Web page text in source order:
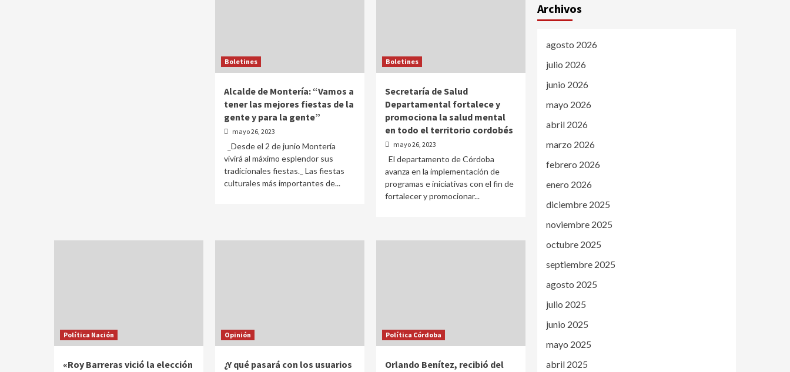
Boletines
Alcalde de Montería: “Vamos a
tener las mejores fiestas de la
gente y para la gente”
mayo 26, 2023
_Desde el 2 de junio Montería
vivirá al máximo esplendor sus
tradicionales fiestas._ Las fiestas
culturales más importantes de...
Boletines
Secretaría de Salud
Departamental fortalece y
promociona la salud mental
en todo el territorio cordobés
mayo 26, 2023
El departamento de Córdoba
avanza en la implementación de
programas e iniciativas con el fin de
fortalecer y promocionar...
Política Nación
«Roy Barreras vició la elección
Opinión
¿Y qué pasará con los usuarios
Política Córdoba
Orlando Benítez, recibió del
Archivos
agosto 2026
julio 2026
junio 2026
mayo 2026
abril 2026
marzo 2026
febrero 2026
enero 2026
diciembre 2025
noviembre 2025
octubre 2025
septiembre 2025
agosto 2025
julio 2025
junio 2025
mayo 2025
abril 2025